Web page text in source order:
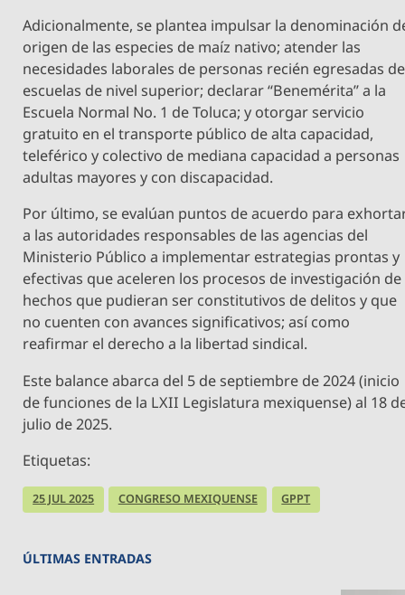
Adicionalmente, se plantea impulsar la denominación
origen de las especies de maíz nativo; atender las
necesidades laborales de personas recién egresadas de
escuelas de nivel superior; declarar “Benemérita” a la
Escuela Normal No. 1 de Toluca; y otorgar servicio
gratuito en el transporte público de alta capacidad,
teleférico y colectivo de mediana capacidad a personas
adultas mayores y con discapacidad.
Por último, se evalúan puntos de acuerdo para
a las autoridades responsables de las agencias del
Ministerio Público a implementar estrategias prontas y
efectivas que aceleren los procesos de investigación de
hechos que pudieran ser constitutivos de delitos y que
no cuenten con avances significativos; así como
reafirmar el derecho a la libertad sindical.
Este balance abarca del 5 de septiembre de 2024 (inicio
de funciones de la LXII Legislatura mexiquense) al 18
julio de 2025.
Etiquetas:
25 JUL 2025 CONGRESO MEXIQUENSE GPPT
ÚLTIMAS ENTRADAS